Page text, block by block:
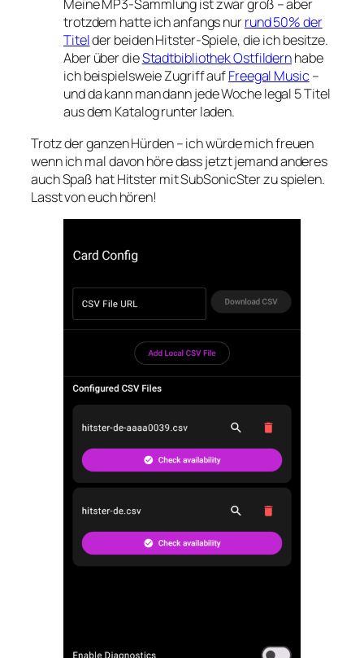
Meine MP3-Sammlung ist zwar groß – aber
trotzdem hatte ich anfangs nurrund 50% der
Titelder beiden Hitster-Spiele, die ich besitze.
Aber über dieStadtbibliothek Ostfildernhabe
ich beispielsweie Zugriff aufFreegal Music –
und da kann man dann jede Woche legal 5 Titel
aus dem Katalog runter laden.
Trotz der ganzen Hürden – ich würde mich freuen
wenn ich mal davon höre dass jetzt jemand anderes
auch Spaß hat Hitster mit SubSonicSter zu spielen.
Lasst von euch hören!